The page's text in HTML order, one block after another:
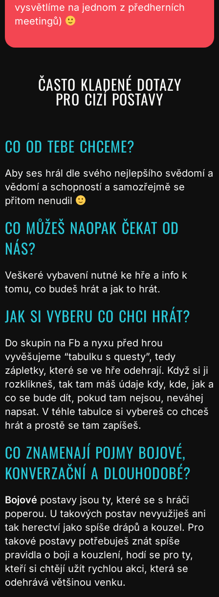
vysvětlíme na jednom z předherních
meetingů)
ČASTO KLADENÉ DOTAZY
PRO CIZÍ POSTAVY
CO OD TEBE CHCEME?
Aby ses hrál dle svého nejlepšího svědomí a
vědomí a schopností a samozřejmě se
přitom nenudil
CO MŮŽEŠ NAOPAK ČEKAT OD
NÁS?
Veškeré vybavení nutné ke hře a info k
tomu, co budeš hrát a jak to hrát.
JAK SI VYBERU CO CHCI HRÁT?
Do skupin na Fb a nyxu před hrou
vyvěšujeme “tabulku s questy”, tedy
zápletky, které se ve hře odehrají. Když si ji
rozklikneš, tak tam máš údaje kdy, kde, jak a
co se bude dít, pokud tam nejsou, neváhej
napsat. V téhle tabulce si vybereš co chceš
hrát a prostě se tam zapíšeš.
CO ZNAMENAJÍ POJMY BOJOVÉ,
KONVERZAČNÍ A DLOUHODOBÉ?
Bojové postavy jsou ty, které se s hráči
poperou. U takových postav nevyužiješ ani
tak herectví jako spíše drápů a kouzel. Pro
takové postavy potřebuješ znát spíše
pravidla o boji a kouzlení, hodí se pro ty,
kteří si chtějí užít rychlou akci, která se
odehrává většinou venku.